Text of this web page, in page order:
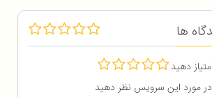
ها
دهید
مورد این سرویس نظر دهید